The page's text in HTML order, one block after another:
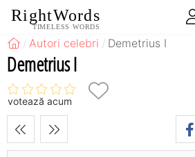
RightWords
TIMELESS WORDS
Autori celebri Demetrius I
Demetrius I
votează acum